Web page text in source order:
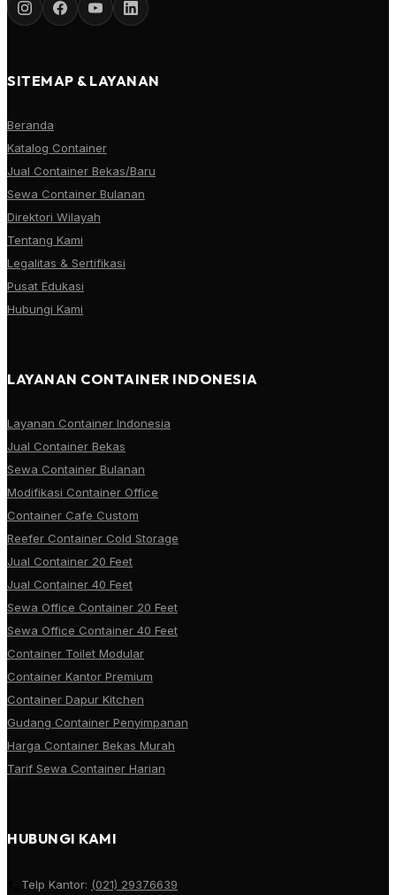
SITEMAP & LAYANAN
Beranda
Katalog Container
Jual Container Bekas/Baru
Sewa Container Bulanan
Direktori Wilayah
Tentang Kami
Legalitas & Sertifikasi
Pusat Edukasi
Hubungi Kami
LAYANAN CONTAINER INDONESIA
Layanan Container Indonesia
Jual Container Bekas
Sewa Container Bulanan
Modifikasi Container Office
Container Cafe Custom
Reefer Container Cold Storage
Jual Container 20 Feet
Jual Container 40 Feet
Sewa Office Container 20 Feet
Sewa Office Container 40 Feet
Container Toilet Modular
Container Kantor Premium
Container Dapur Kitchen
Gudang Container Penyimpanan
Harga Container Bekas Murah
Tarif Sewa Container Harian
HUBUNGI KAMI
Telp Kantor: (021) 29376639